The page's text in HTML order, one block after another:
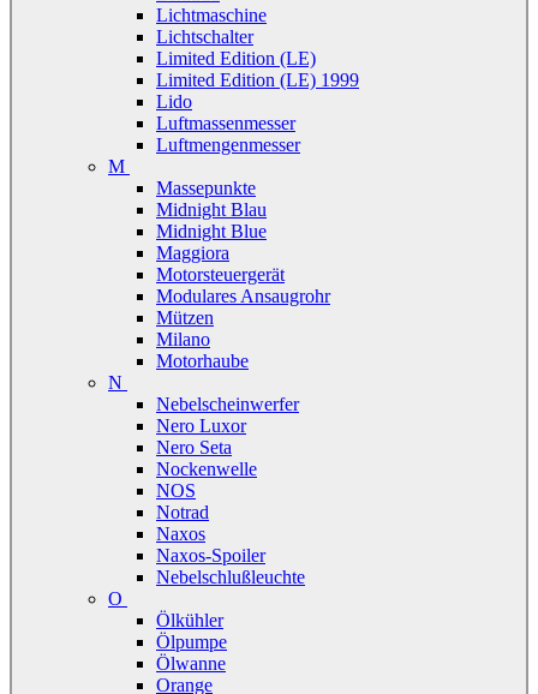
Lichtmaschine
Lichtschalter
Limited Edition (LE)
Limited Edition (LE) 1999
Lido
Luftmassenmesser
Luftmengenmesser
M
Massepunkte
Midnight Blau
Midnight Blue
Maggiora
Motorsteuergerät
Modulares Ansaugrohr
Mützen
Milano
Motorhaube
N
Nebelscheinwerfer
Nero Luxor
Nero Seta
Nockenwelle
NOS
Notrad
Naxos
Naxos-Spoiler
Nebelschlußleuchte
O
Ölkühler
Ölpumpe
Ölwanne
Orange